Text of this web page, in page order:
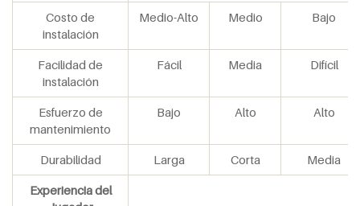
Costo de
instalación
Medio-Alto Medio Bajo
Facilidad de
instalación
Fácil Media Difícil
Esfuerzo de
mantenimiento
Bajo Alto Alto
Durabilidad Larga Corta Media
Experiencia del